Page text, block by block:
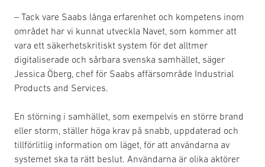
– Tack vare Saabs långa erfarenhet och kompetens inom
området har vi kunnat utveckla Navet, som kommer att
vara ett säkerhetskritiskt system för det alltmer
digitaliserade och sårbara svenska samhället, säger
Jessica Öberg, chef för Saabs affärsområde Industrial
Products and Services.
En störning i samhället, som exempelvis en större brand
eller storm, ställer höga krav på snabb, uppdaterad och
tillförlitlig information om läget, för att användarna av
systemet ska ta rätt beslut. Användarna är olika aktörer